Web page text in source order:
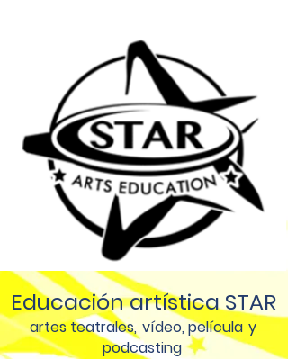
Educación artística STAR
artes teatrales, vídeo, película y
podcasting